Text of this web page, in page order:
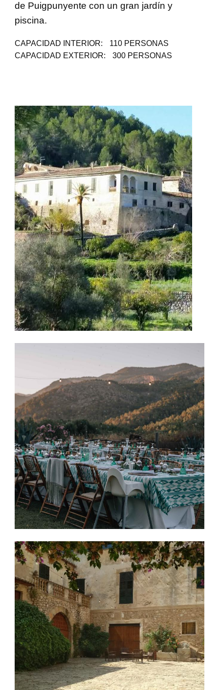
de Puigpunyente con un gran jardín y
piscina.
CAPACIDAD INTERIOR:
110 PERSONAS
CAPACIDAD EXTERIOR:
300 PERSONAS